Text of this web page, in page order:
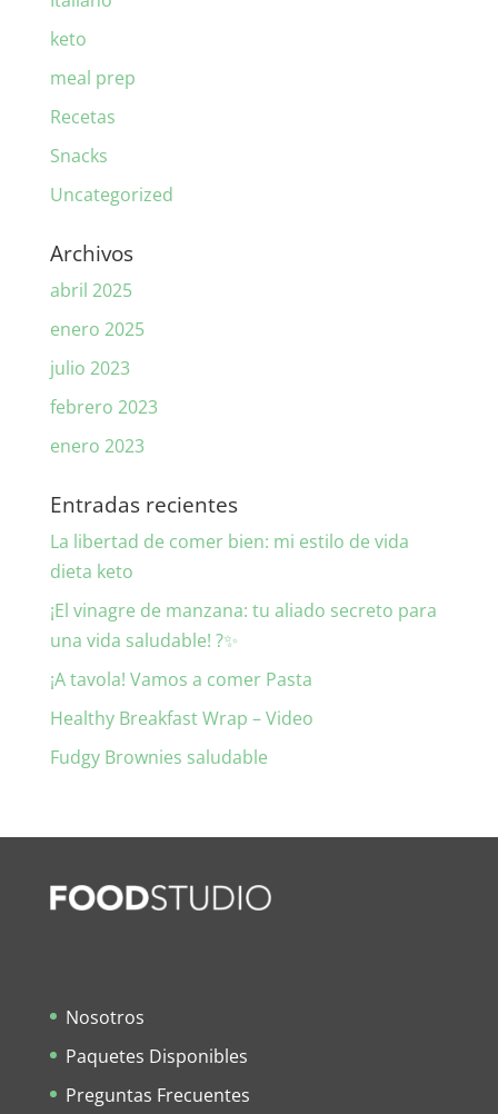
keto
meal prep
Recetas
Snacks
Uncategorized
Archivos
abril 2025
enero 2025
julio 2023
febrero 2023
enero 2023
Entradas recientes
La libertad de comer bien: mi estilo de vida
dieta keto
¡El vinagre de manzana: tu aliado secreto para
una vida saludable! ?✨
¡A tavola! Vamos a comer Pasta
Healthy Breakfast Wrap – Video
Fudgy Brownies saludable
Nosotros
Paquetes Disponibles
Preguntas Frecuentes